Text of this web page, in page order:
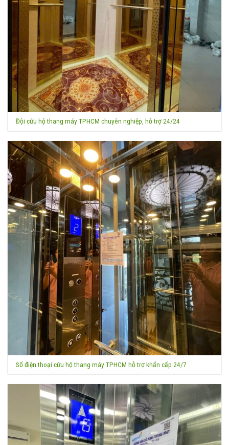
Đội cứu hộ thang máy TPHCM chuyên nghiệp, hỗ trợ 24/24
Số điện thoại cứu hộ thang máy TPHCM hỗ trợ khẩn cấp 24/7